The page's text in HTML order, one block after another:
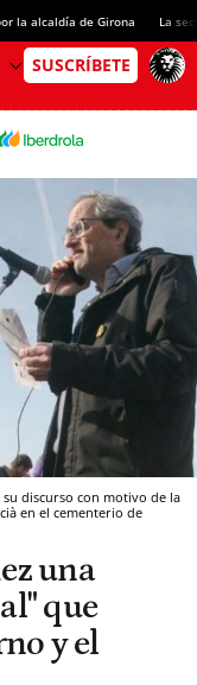
la alcaldía de Girona La
discurso con motivo de la
en el cementerio de
una
que
y el